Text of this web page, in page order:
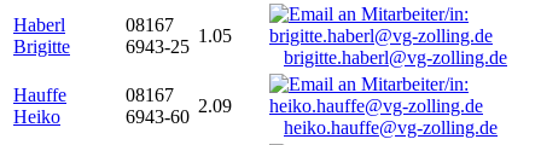
Haberl
Brigitte
08167
6943-25
1.05
brigitte.haberl@vg-zolling.de
Hauffe
Heiko
08167
6943-60
2.09
heiko.hauffe@vg-zolling.de